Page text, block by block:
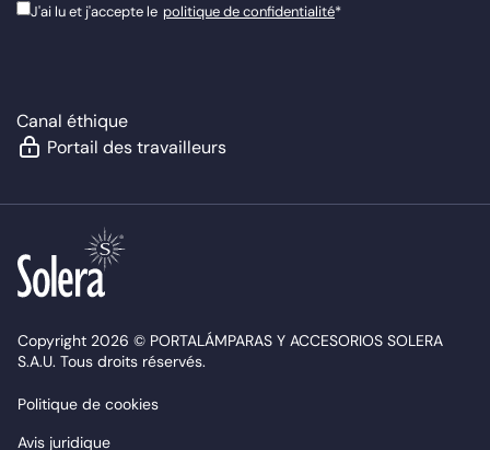
J'ai lu et j'accepte le politique de confidentialité*
Canal éthique
Portail des travailleurs
Copyright 2026 © PORTALÁMPARAS Y ACCESORIOS SOLERA
S.A.U. Tous droits réservés.
Politique de cookies
Avis juridique